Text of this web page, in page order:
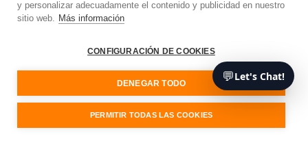
💬Let's Chat!
y personalizar adecuadamente el contenido y publicidad en nuestro
sitio web. Más información
CONFIGURACIÓN DE COOKIES
DENEGAR TODO
PERMITIR TODAS LAS COOKIES